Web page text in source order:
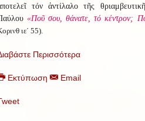
τόν ἀντίλαλο τῆς
«Ποῦ σου, θάνατε, τό κέντρον;
ιε΄ 55).
Περισσότερα
Εκτύπωση Email